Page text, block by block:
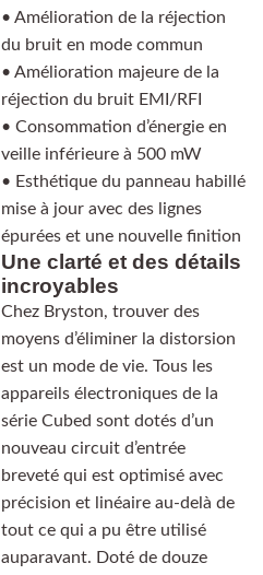
• Amélioration de la réjection
du bruit en mode commun
• Amélioration majeure de la
réjection du bruit EMI/RFI
• Consommation d’énergie en
veille inférieure à 500 mW
• Esthétique du panneau habillé
mise à jour avec des lignes
épurées et une nouvelle finition
Une clarté et des détails
incroyables
Chez Bryston, trouver des
moyens d’éliminer la distorsion
est un mode de vie. Tous les
appareils électroniques de la
série Cubed sont dotés d’un
nouveau circuit d’entrée
breveté qui est optimisé avec
précision et linéaire au-delà de
tout ce qui a pu être utilisé
auparavant. Doté de douze